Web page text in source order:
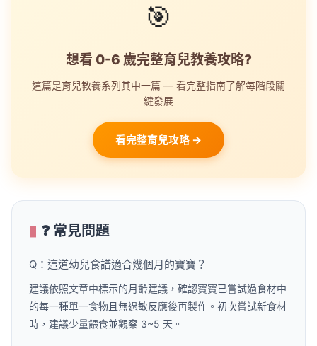
🎯
想看 0-6 歲完整育兒教養攻略?
這篇是育兒教養系列其中一篇 — 看完整指南了解每階段關
鍵發展
看完整育兒攻略 →
❓ 常見問題
Q：這道幼兒食譜適合幾個月的寶寶？
建議依照文章中標示的月齡建議，確認寶寶已嘗試過食材中
的每一種單一食物且無過敏反應後再製作。初次嘗試新食材
時，建議少量餵食並觀察 3~5 天。